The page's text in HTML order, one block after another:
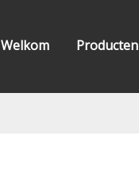
Welkom Producten